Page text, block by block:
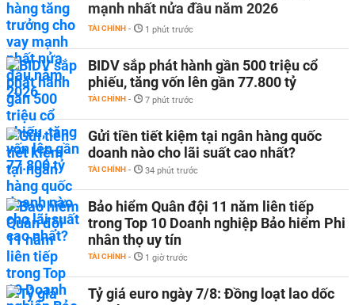
mạnh nhất nửa đầu năm 2026
TÀI CHÍNH - 1 phút trước
BIDV sắp phát hành gần 500 triệu cổ
phiếu, tăng vốn lên gần 77.800 tỷ
TÀI CHÍNH - 7 phút trước
Gửi tiền tiết kiệm tại ngân hàng quốc
doanh nào cho lãi suất cao nhất?
TÀI CHÍNH - 34 phút trước
Bảo hiểm Quân đội 11 năm liên tiếp
trong Top 10 Doanh nghiệp Bảo hiểm Phi
nhân thọ uy tín
TÀI CHÍNH - 1 giờ trước
Tỷ giá euro ngày 7/8: Đồng loạt lao dốc